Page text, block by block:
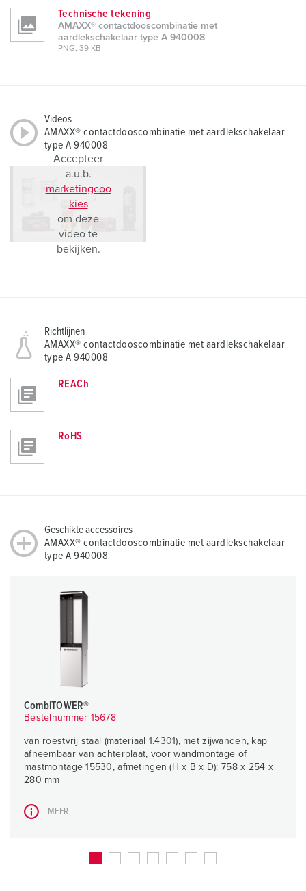
Technische tekening
AMAXX® contactdooscombinatie met
aardlekschakelaar type A 940008
PNG, 39 KB
Videos
AMAXX® contactdooscombinatie met aardlekschakelaar
type A 940008
Accepteer
a.u.b.
marketingcoo
kies
om deze
video te
bekijken.
Richtlijnen
AMAXX® contactdooscombinatie met aardlekschakelaar
type A 940008
REACh
RoHS
Geschikte accessoires
AMAXX® contactdooscombinatie met aardlekschakelaar
type A 940008
CombiTOWER®
Bestelnummer 15678
van roestvrij staal (materiaal 1.4301), met zijwanden, kap
afneembaar van achterplaat, voor wandmontage of
mastmontage 15530, afmetingen (H x B x D): 758 x 254 x
280 mm
MEER